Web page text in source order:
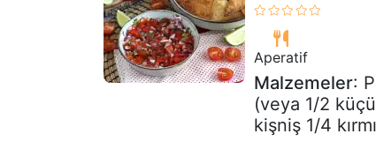
Aperatif
Malzemeler:
(veya 1/2
kişniş 1/4